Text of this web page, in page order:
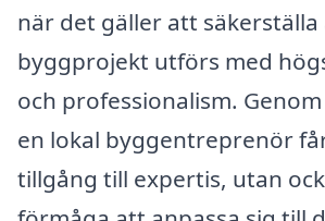
när det gäller att
byggprojekt utförs med
och professionalism.
en lokal byggentreprenör
tillgång till expertis, utan